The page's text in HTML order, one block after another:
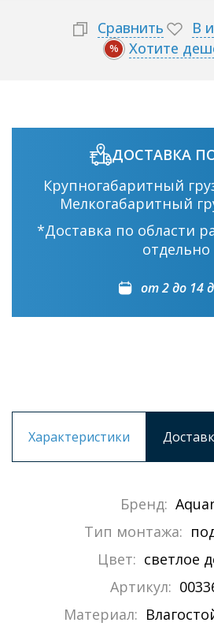
Сравнить В
% Хотите
ДОСТАВКА
Крупногабаритный
Мелкогабаритный
*Доставка по области
отдельно
от 2 до 14
Характеристики
Бренд:
Тип монтажа:
Цвет: светлое
Артикул:
Материал: